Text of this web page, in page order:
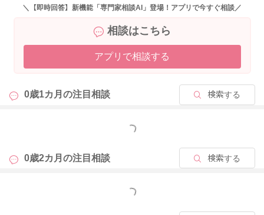
すし、症状がうまく訴えられなかったりするため、いつもと違
特に留意したいポイントとしては以下の症状の有無になりま
・元気がない、活気がない
・非常に機嫌が悪くなる
・母乳やミルクの飲みが悪い
これらの症状がある場合には、必ず病院を受診しましょう。
＼【即時回答】新機能「専門家相談AI」登場！アプリで今すぐ相談／
相談はこちら
アプリで相談する
0歳1カ月の注目相談 検索する
もっと見る
0歳2カ月の注目相談 検索する
もっと見る